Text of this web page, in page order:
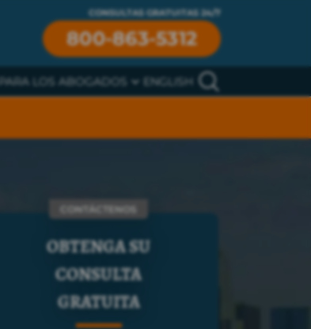
CONSULTAS GRATUITAS 24/7
800-863-5312
PARA LOS ABOGADOS ENGLISH
CONTÁCTENOS
OBTENGA SU
CONSULTA
GRATUITA